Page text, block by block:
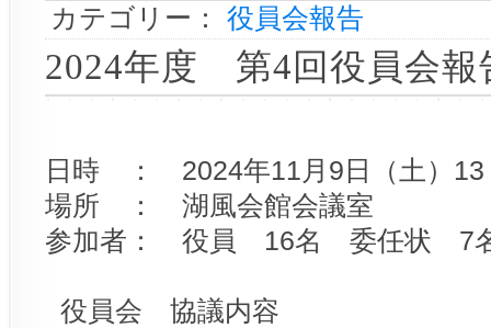
カテゴリー： 役員会報告
2024年度 第4回役員会報
日時 ： 2024年11月9日（土）13
場所 ： 湖風会館会議室
参加者： 役員 16名 委任状
役員会 協議内容